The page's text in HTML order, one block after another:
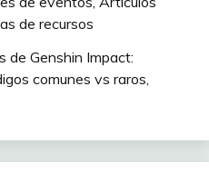
de recursos
de Genshin Impact:
comunes vs raros,